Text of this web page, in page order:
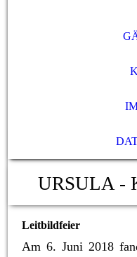
URSULA -
Leitbildfeier
Am 6. Juni 2018